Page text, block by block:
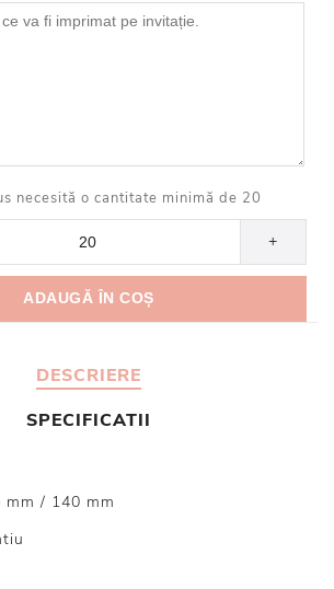
necesită o cantitate minimă de 20
+
DESCRIERE
SPECIFICATII
mm / 140 mm